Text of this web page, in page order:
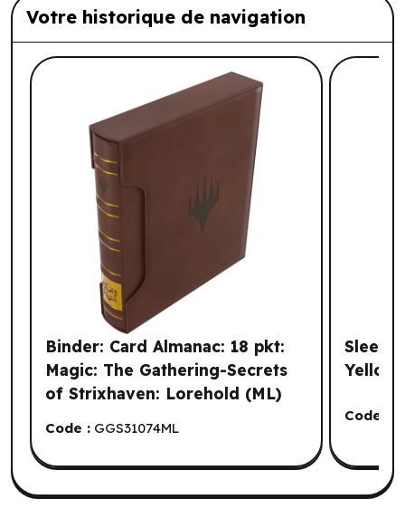
Votre historique de navigation
Liste de produits suggérés: Votre
Binder: Card Almanac: 18 pkt:
Magic: The Gathering-Secrets
of Strixhaven: Lorehold (ML)
Code : GGS31074ML
Yellow
Code :